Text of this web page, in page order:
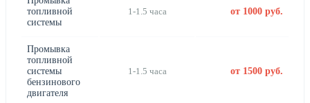
топливной
системы
1-1.5 часа от 1000 руб.
Промывка
топливной
системы
бензинового
двигателя
1-1.5 часа от 1500 руб.